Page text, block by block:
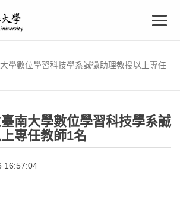
大學數位學習科技學系誠徵助理教授以上專任
臺南大學數位學習科技學系誠
專任教師1名
16:57:04